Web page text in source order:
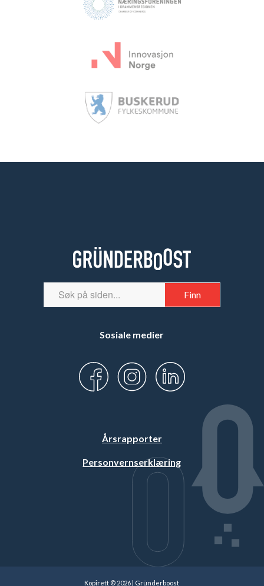
Sosiale medier
Årsrapporter
Personvernserklæring
Kopirett © 2026 | Gründerboost